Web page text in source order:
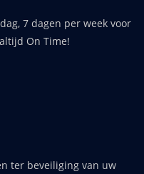
7 dagen per week voor
On Time!
ter beveiliging van uw